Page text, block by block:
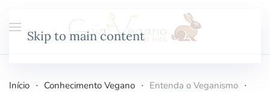
Skip to main content
Início Conhecimento Vegano
Entenda o Veganismo